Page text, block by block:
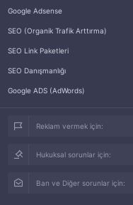
Google Adsense
SEO (Organik Trafik Arttırma)
SEO Link Paketleri
SEO Danışmanlığı
Google ADS (AdWords)
Reklam vermek için:
Hukuksal sorunlar için:
Ban ve Diğer sorunlar için: